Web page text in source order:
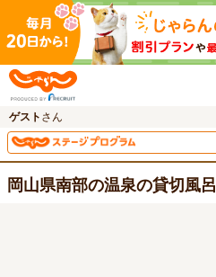
ゲスト さん
岡山県南部の温泉の貸切風呂